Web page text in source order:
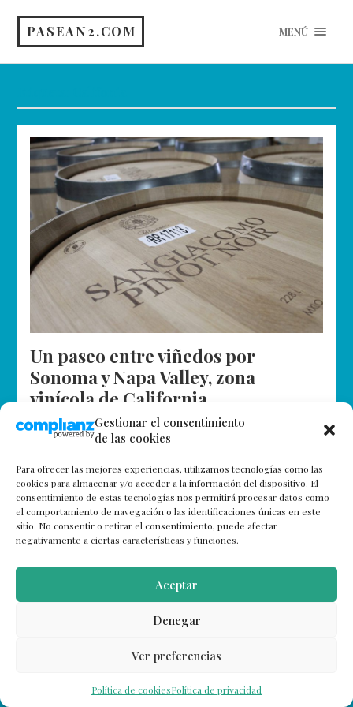
Gestionar el consentimiento
de las cookies
Para ofrecer las mejores experiencias, utilizamos tecnologías como las
cookies para almacenar y/o acceder a la información del dispositivo. El
consentimiento de estas tecnologías nos permitirá procesar datos como
el comportamiento de navegación o las identificaciones únicas en este
sitio. No consentir o retirar el consentimiento, puede afectar
negativamente a ciertas características y funciones.
Aceptar
Denegar
Ver preferencias
Política de cookiesPolítica de privacidad
PASEAN2.COM MENÚ
Un paseo entre viñedos por
Sonoma y Napa Valley, zona
vinícola de California
Una de las visitas que os proponemos si estáis por las
cercanías de San Francisco, Sacramento o Yosemite
son los famosos viñedos de Napa Valley y Sonoma. Si,
…